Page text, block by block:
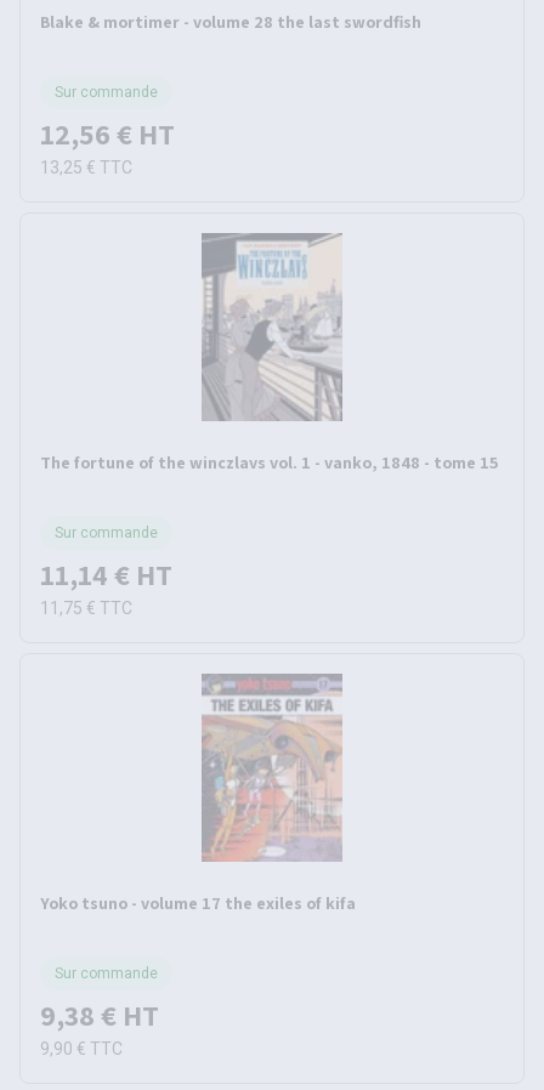
Blake & mortimer - volume 28 the last swordfish
Sur commande
12,56 € HT
13,25 € TTC
The fortune of the winczlavs vol. 1 - vanko, 1848 - tome 15
Sur commande
11,14 € HT
11,75 € TTC
Yoko tsuno - volume 17 the exiles of kifa
Sur commande
9,38 € HT
9,90 € TTC